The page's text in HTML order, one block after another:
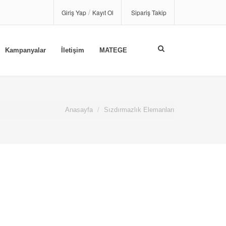
Giriş Yap / Kayıt Ol Sipariş Takip
Kampanyalar İletişim MATEGE
Anasayfa Sızdırmazlık Elemanları